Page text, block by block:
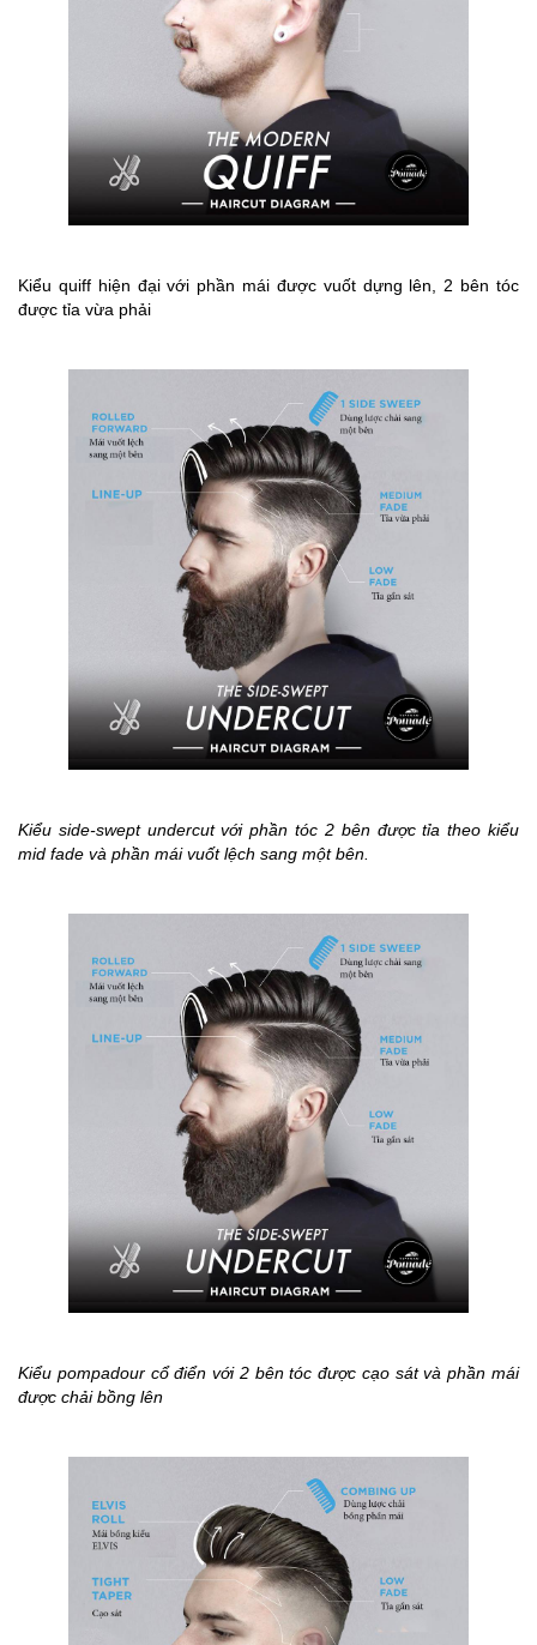
Kiểu quiff hiện đại với phần mái được vuốt dựng lên, 2 bên tóc
được tỉa vừa phải
Kiểu side-swept undercut với phần tóc 2 bên được tỉa theo kiểu
mid fade và phần mái vuốt lệch sang một bên.
Kiểu pompadour cổ điển với 2 bên tóc được cạo sát và phần mái
được chải bồng lên